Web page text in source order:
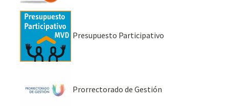
Presupuesto Participativo
Prorrectorado de Gestión